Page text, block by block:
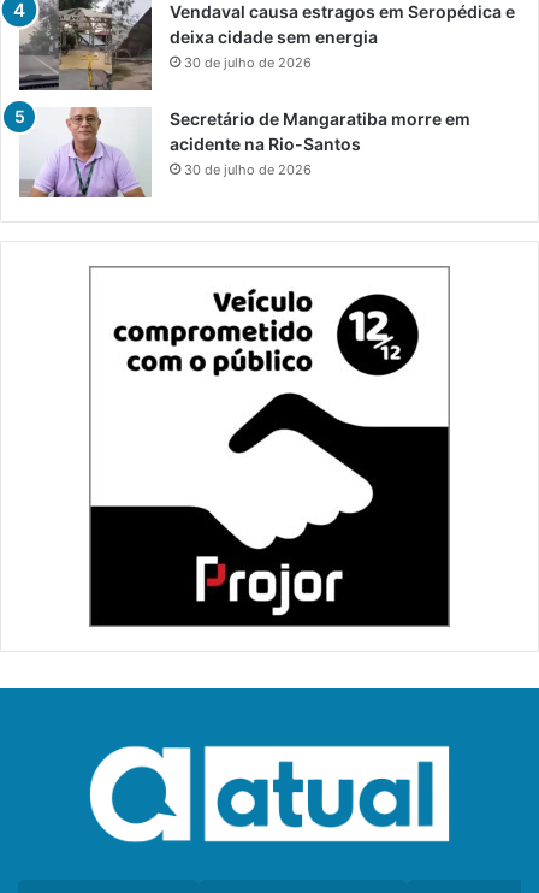
Vendaval causa estragos em Seropédica e
deixa cidade sem energia
30 de julho de 2026
Secretário de Mangaratiba morre em
acidente na Rio-Santos
30 de julho de 2026